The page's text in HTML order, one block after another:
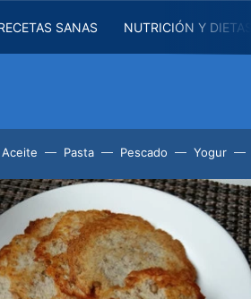
SANAS NUTRICIÓN Y
Aceite Pasta Pescado Yogur